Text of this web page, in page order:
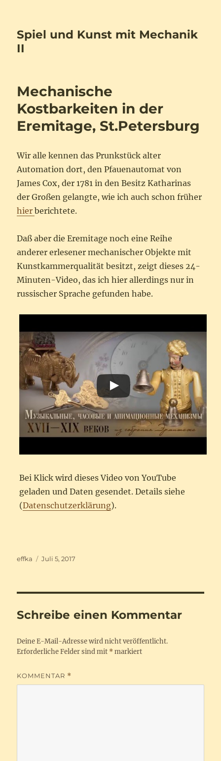
Spiel und Kunst mit Mechanik
II
Mechanische
Kostbarkeiten in der
Eremitage, St.Petersburg
Wir alle kennen das Prunkstück alter
Automation dort, den Pfauenautomat von
James Cox, der 1781 in den Besitz Katharinas
der Großen gelangte, wie ich auch schon früher
hierberichtete.
Daß aber die Eremitage noch eine Reihe
anderer erlesener mechanischer Objekte mit
Kunstkammerqualität besitzt, zeigt dieses 24-
Minuten-Video, das ich hier allerdings nur in
russischer Sprache gefunden habe.
Bei Klick wird dieses Video von YouTube
geladen und Daten gesendet. Details siehe
(Datenschutzerklärung).
Autor
effka
Veröffentlicht
Juli 5, 2017
Schreibe einen Kommentar
Deine E-Mail-Adresse wird nicht veröffentlicht.
Erforderliche Felder sind mit * markiert
KOMMENTAR *